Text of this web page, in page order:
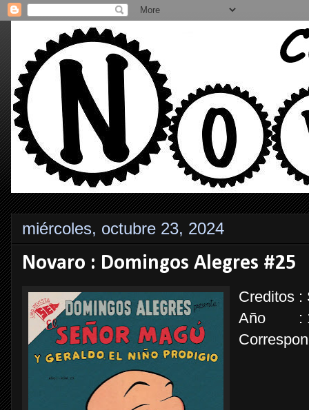
miércoles, octubre 23, 2024
Novaro : Domingos Alegres #25
Creditos :
Año : 19